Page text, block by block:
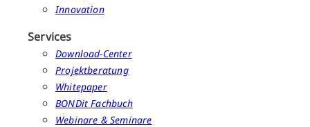
Innovation
Services
Download-Center
Projektberatung
Whitepaper
BONDit Fachbuch
Webinare & Seminare